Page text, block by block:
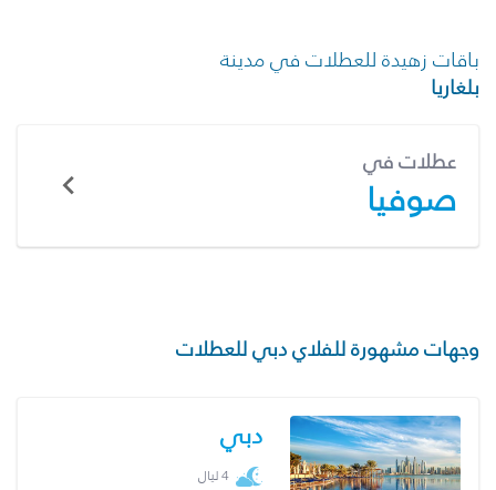
باقات زهيدة للعطلات في مدينة
بلغاريا
عطلات في
صوفيا
وجهات مشهورة للفلاي دبي للعطلات
دبي
4 ليال